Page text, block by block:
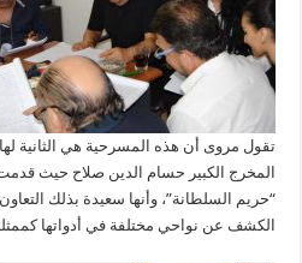
تقول مروى أن هذه المسرحية هي الثانية لها
المخرج الكبير حسام الدين صلاح حيث
“حريم السلطانة”، وأنها سعيدة بذلك
الكشف عن نواحي مختلفة في أدواتها